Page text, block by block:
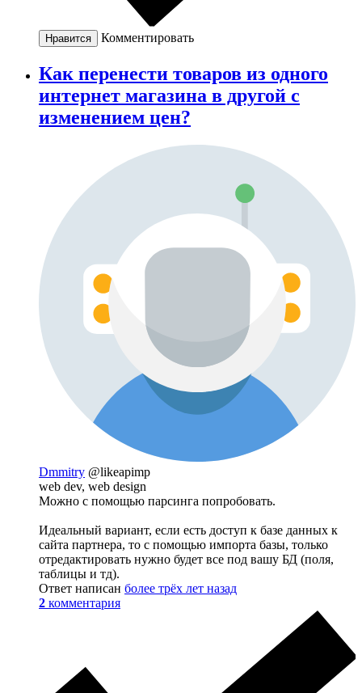
Нравится Комментировать
Как перенести товаров из одного
интернет магазина в другой с
изменением цен?
Dmmitry @likeapimp
web dev, web design
Можно с помощью парсинга попробовать.
Идеальный вариант, если есть доступ к базе данных к
сайта партнера, то с помощью импорта базы, только
отредактировать нужно будет все под вашу БД (поля,
таблицы и тд).
Ответ написан более трёх лет назад
2 комментария